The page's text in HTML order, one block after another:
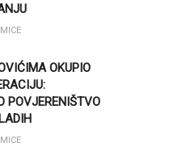
OKUPIO
POVJERENIŠTVO